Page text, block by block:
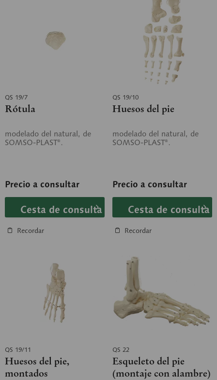
QS 19/7
Rótula
modelado del natural, de
SOMSO-PLAST®.
Precio a consultar
Cesta de consulta
Recordar
QS 19/10
Huesos del pie
modelado del natural, de
SOMSO-PLAST®.
Precio a consultar
Cesta de consulta
Recordar
QS 19/11
Huesos del pie,
montados
QS 22
Esqueleto del pie
(montaje con alambre)